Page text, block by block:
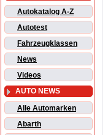
Autokatalog A-Z
Autotest
Fahrzeugklassen
News
Videos
AUTO NEWS
Alle Automarken
Abarth